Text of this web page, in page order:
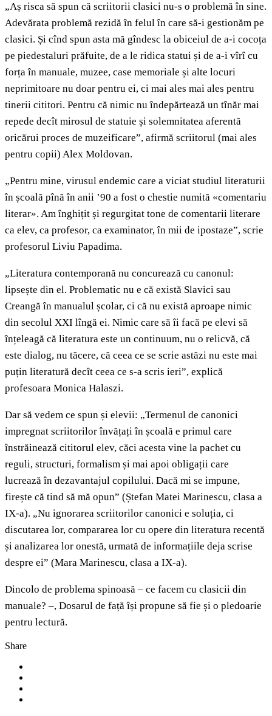
„Aș risca să spun că scriitorii clasici nu-s o problemă în sine.
Adevărata problemă rezidă în felul în care să-i gestionăm pe
clasici. Și cînd spun asta mă gîndesc la obiceiul de a-i cocoța
pe piedestaluri prăfuite, de a le ridica statui și de a-i vîrî cu
forța în manuale, muzee, case memoriale și alte locuri
neprimitoare nu doar pentru ei, ci mai ales mai ales pentru
tinerii cititori. Pentru că nimic nu îndepărtează un tînăr mai
repede decît mirosul de statuie și solemnitatea aferentă
oricărui proces de muzeificare”, afirmă scriitorul (mai ales
pentru copii) Alex Moldovan.
„Pentru mine, virusul endemic care a viciat studiul literaturii
în școală pînă în anii ’90 a fost o chestie numită «comentariu
literar». Am înghițit și regurgitat tone de comentarii literare
ca elev, ca profesor, ca examinator, în mii de ipostaze”, scrie
profesorul Liviu Papadima.
„Literatura contemporană nu concurează cu canonul:
lipsește din el. Problematic nu e că există Slavici sau
Creangă în manualul școlar, ci că nu există aproape nimic
din secolul XXI lîngă ei. Nimic care să îi facă pe elevi să
înțeleagă că literatura este un continuum, nu o relicvă, că
este dialog, nu tăcere, că ceea ce se scrie astăzi nu este mai
puțin literatură decît ceea ce s-a scris ieri”, explică
profesoara Monica Halaszi.
Dar să vedem ce spun și elevii: „Termenul de canonici
impregnat scriitorilor învățați în școală e primul care
înstrăinează cititorul elev, căci acesta vine la pachet cu
reguli, structuri, formalism și mai apoi obligații care
lucrează în dezavantajul copilului. Dacă mi se impune,
firește că tind să mă opun” (Ștefan Matei Marinescu, clasa a
IX-a). „Nu ignorarea scriitorilor canonici e soluția, ci
discutarea lor, compararea lor cu opere din literatura recentă
și analizarea lor onestă, urmată de informațiile deja scrise
despre ei” (Mara Marinescu, clasa a IX-a).
Dincolo de problema spinoasă – ce facem cu clasicii din
manuale? –, Dosarul de față își propune să fie și o pledoarie
pentru lectură.
Share